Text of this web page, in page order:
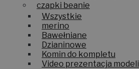
czapki beanie
Wszystkie
merino
Bawełniane
Dzianinowe
Komin do kompletu
Video prezentacja modeli